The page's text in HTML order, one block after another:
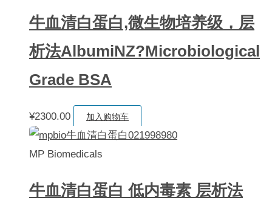
牛血清白蛋白,微生物培养级，层
析法AlbumiNZ?Microbiological
Grade BSA
¥2300.00 加入购物车
MP Biomedicals
牛血清白蛋白 低内毒素 层析法